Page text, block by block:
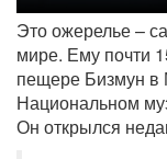
Это ожерелье –
мире. Ему почти
пещере Бизмун в
Национальном
Он открылся